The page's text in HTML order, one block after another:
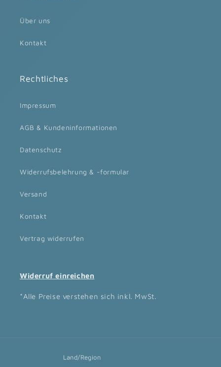
Über uns
Kontakt
Rechtliches
Impressum
AGB & Kundeninformationen
Datenschutz
Widerrufsbelehrung & -formular
Versand
Kontakt
Vertrag widerrufen
Widerruf einreichen
*Alle Preise verstehen sich inkl. MwSt.
Land/Region